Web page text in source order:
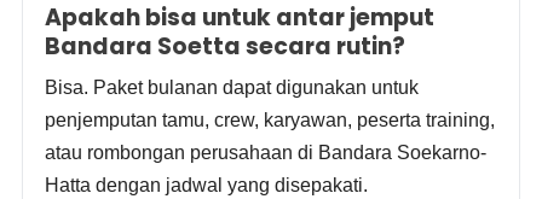
Apakah bisa untuk antar jemput
Bandara Soetta secara rutin?
Bisa. Paket bulanan dapat digunakan untuk
penjemputan tamu, crew, karyawan, peserta training,
atau rombongan perusahaan di Bandara Soekarno-
Hatta dengan jadwal yang disepakati.